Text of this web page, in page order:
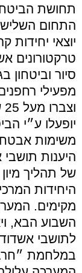
תחושת
התחום
יוצאי
טרקטורונים
סיור וביטחון
מפעילי
יופעלו ע״י
משימות
היענות תושבי
היחידות
מקימים.
השבוע הבא,
לתושבי
במלחמת